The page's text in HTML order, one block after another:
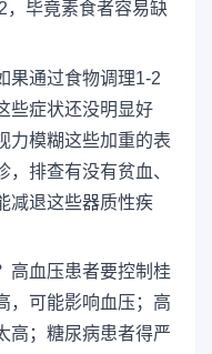
，毕竟素食者容易缺
果通过食物调理1-2
些症状还没明显好
力模糊这些加重的表
排查有没有贫血、
减退这些器质性疾
高血压患者要控制桂
，可能影响血压；高
高；糖尿病患者得严